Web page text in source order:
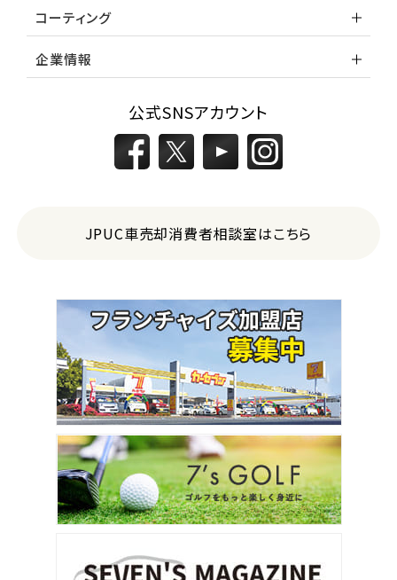
コーティング
企業情報
公式SNSアカウント
JPUC車売却消費者相談室はこちら